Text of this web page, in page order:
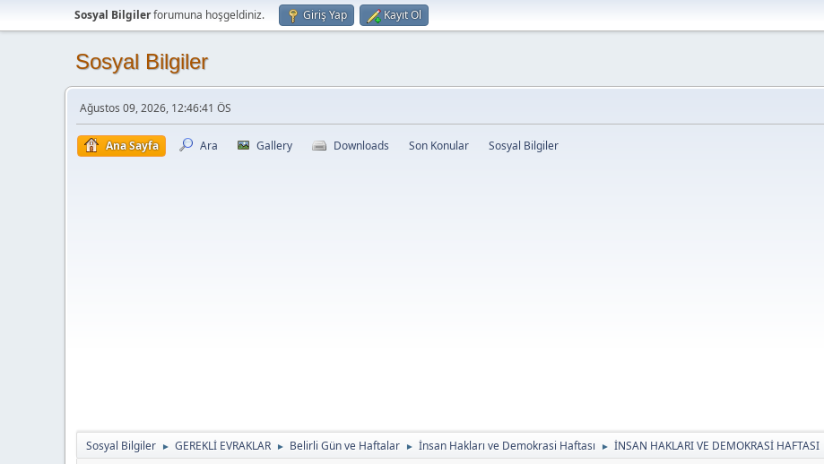
Sosyal Bilgilerforumuna hoşgeldiniz. Giriş Yap Kayıt Ol
Sosyal Bilgiler
Ağustos 09, 2026, 12:46:41 ÖS
Ana Sayfa Ara Gallery Downloads Son Konular Sosyal Bilgiler
Sosyal Bilgiler ► GEREKLİ EVRAKLAR ► Belirli Gün ve Haftalar ► İnsan Hakları ve Demokrasi Haftası ► İNSAN HAKLARI VE DEMOKRASİ HAFTASI